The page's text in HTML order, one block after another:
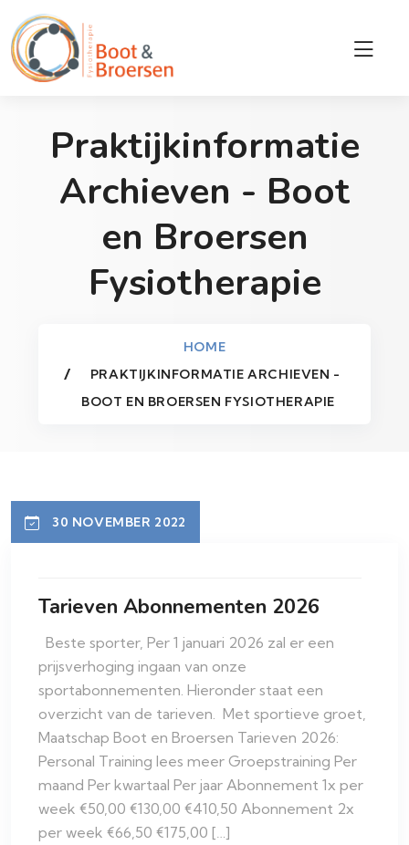
Praktijkinformatie
Archieven - Boot
en Broersen
Fysiotherapie
HOME
PRAKTIJKINFORMATIE ARCHIEVEN -
BOOT EN BROERSEN FYSIOTHERAPIE
30 NOVEMBER 2022
Tarieven Abonnementen 2026
Beste sporter, Per 1 januari 2026 zal er een
prijsverhoging ingaan van onze
sportabonnementen. Hieronder staat een
overzicht van de tarieven. Met sportieve groet,
Maatschap Boot en Broersen Tarieven 2026:
Personal Training lees meer Groepstraining Per
maand Per kwartaal Per jaar Abonnement 1x per
week €50,00 €130,00 €410,50 Abonnement 2x
per week €66,50 €175,00 […]